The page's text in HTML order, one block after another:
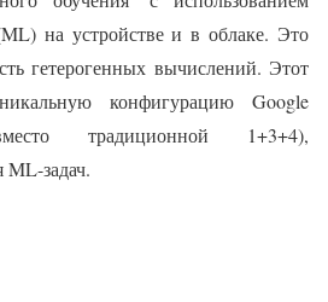
на устройстве и в облаке. Это
гетерогенных вычислений. Этот
конфигурацию Google
традиционной 1+3+4),
задач.